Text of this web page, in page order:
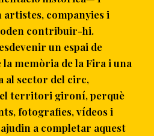
artistes, companyies i
contribuir-hi.
un espai de
memòria de la Fira i una
al sector del circ,
territori gironí, perquè
fotografies, vídeos i
a completar aquest